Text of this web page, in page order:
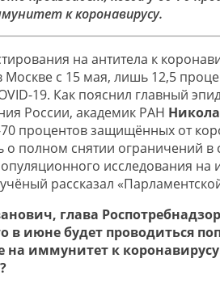
к коронавирусу.
на антитела к
Москве с 15 мая, лишь 12,5
19. Как пояснил главный
России, академик РАН
70 процентов защищённых от
о полном снятии ограничений в
исследования на
рассказал
глава
в июне будет проводиться
на иммунитет к